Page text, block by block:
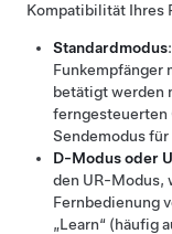
Kompatibilität Ihres
Standardmodus
Funkempfänger
betätigt werden
ferngesteuerten
Sendemodus
D-Modus oder
den UR-Modus,
Fernbedienung
„Learn“ (häufig